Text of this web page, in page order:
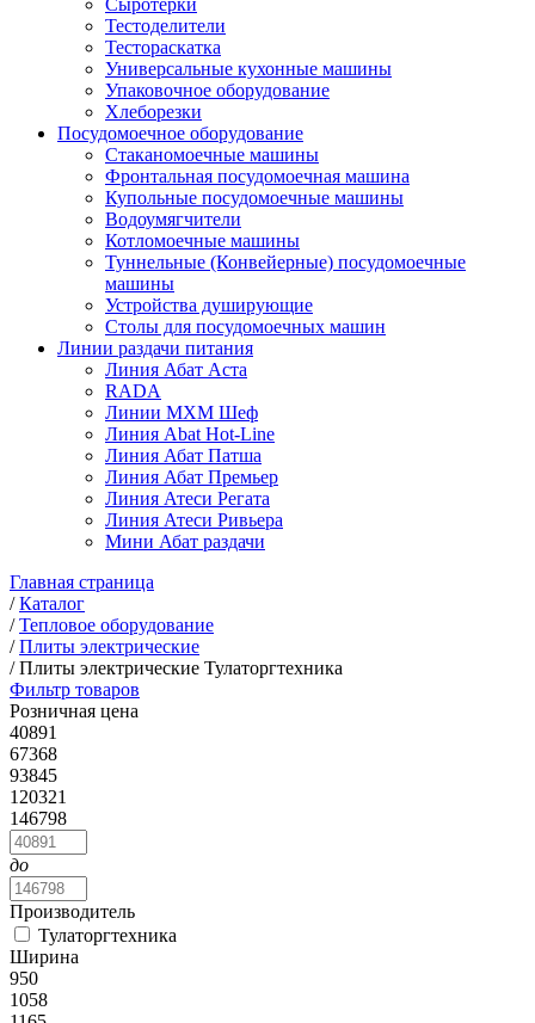
Сыротерки
Тестоделители
Тестораскатка
Универсальные кухонные машины
Упаковочное оборудование
Хлеборезки
Посудомоечное оборудование
Стаканомоечные машины
Фронтальная посудомоечная машина
Купольные посудомоечные машины
Водоумягчители
Котломоечные машины
Туннельные (Конвейерные) посудомоечные
машины
Устройства душирующие
Столы для посудомоечных машин
Линии раздачи питания
Линия Абат Аста
RADA
Линии МХМ Шеф
Линия Abat Hot-Line
Линия Абат Патша
Линия Абат Премьер
Линия Атеси Регата
Линия Атеси Ривьера
Мини Абат раздачи
Главная страница
/Каталог
/Тепловое оборудование
/Плиты электрические
/Плиты электрические Тулаторгтехника
Фильтр товаров
Розничная цена
40891
67368
93845
120321
146798
до
Производитель
Тулаторгтехника
Ширина
950
1058